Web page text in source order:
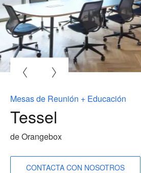
Mesas de Reunión + Educación
Tessel
de Orangebox
CONTACTA CON NOSOTROS